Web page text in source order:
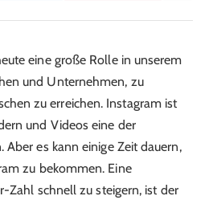
eine große Rolle in unserem
und Unternehmen, zu
zu erreichen. Instagram ist
und Videos eine der
es kann einige Zeit dauern,
zu bekommen. Eine
Zahl schnell zu steigern, ist der